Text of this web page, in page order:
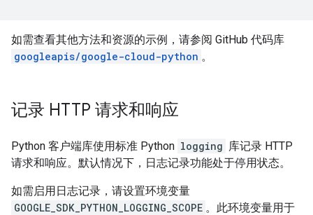
如需查看其他方法和资源的示例，请参阅 GitHub 代码库
googleapis/google-cloud-python 。
记录 HTTP 请求和响应
Python 客户端库使用标准 Python logging 库记录 HTTP
请求和响应。默认情况下，日志记录功能处于停用状态。
如需启用日志记录，请设置环境变量
GOOGLE_SDK_PYTHON_LOGGING_SCOPE 。此环境变量用于